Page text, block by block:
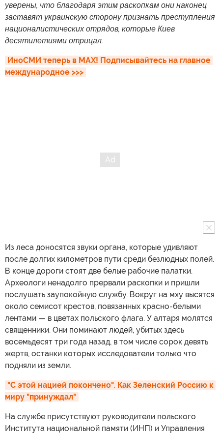
уверены, что благодаря этим раскопкам они наконец
заставят украинскую сторону признать преступления
националистических отрядов, которые Киев
десятилетиями отрицал.
ИноСМИ теперь в MAX! Подписывайтесь на главное
международное >>>
Из леса доносятся звуки органа, которые удивляют
после долгих километров пути среди безлюдных полей.
В конце дороги стоят две белые рабочие палатки.
Археологи ненадолго прервали раскопки и пришли
послушать заупокойную службу. Вокруг на мху высятся
около семисот крестов, повязанных красно-белыми
лентами — в цветах польского флага. У алтаря молятся
священники. Они поминают людей, убитых здесь
восемьдесят три года назад, в том числе сорок девять
жертв, останки которых исследователи только что
подняли из земли.
"С этой нацией покончено". Как Зеленский Россию к
миру "принуждал"
На службе присутствуют руководители польского
Института национальной памяти (ИНП) и Управления